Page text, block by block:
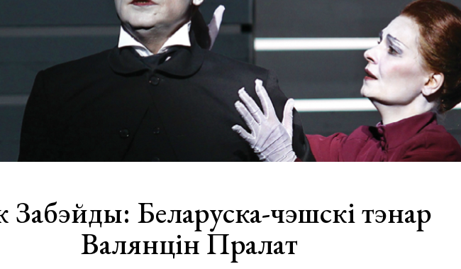
Забэйды: Беларуска-чэшскі тэнар
Валянцін Пралат